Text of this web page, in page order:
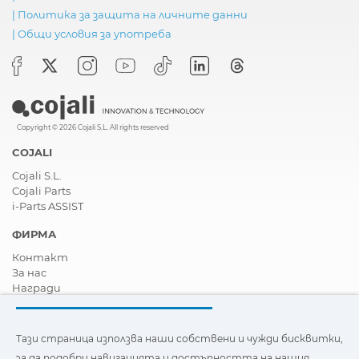
| Политика за защита на личните данни
| Общи условия за употреба
Copyright © 2026 Cojali S.L. All rights reserved
COJALI
Cojali S.L.
Cojali Parts
i-Parts ASSIST
ФИРМА
Контакт
За нас
Награди
Станете дистрибутор
Новини
Тази страница използва наши собствени и чужди бисквитки,